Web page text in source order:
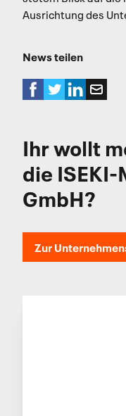
Ausrichtung des
News teilen
Ihr wollt
die
GmbH?
Zur